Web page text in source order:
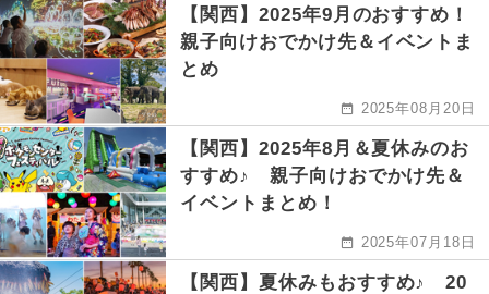
【関西】2025年9月のおすすめ！
親子向けおでかけ先＆イベントま
とめ
2025年08月20日
【関西】2025年8月＆夏休みのお
すすめ♪ 親子向けおでかけ先＆
イベントまとめ！
2025年07月18日
【関西】夏休みもおすすめ♪ 20